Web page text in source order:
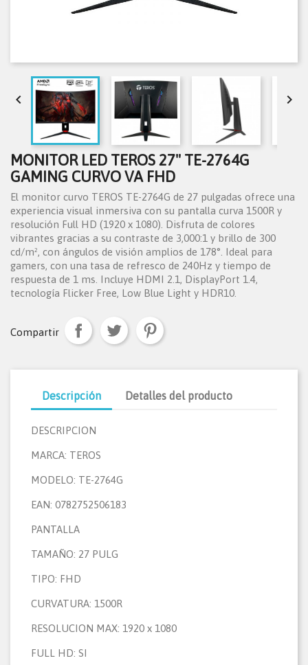
 
MONITOR LED TEROS 27" TE-2764G
GAMING CURVO VA FHD
El monitor curvo TEROS TE-2764G de 27 pulgadas ofrece una
experiencia visual inmersiva con su pantalla curva 1500R y
resolución Full HD (1920 x 1080). Disfruta de colores
vibrantes gracias a su contraste de 3,000:1 y brillo de 300
cd/m², con ángulos de visión amplios de 178°. Ideal para
gamers, con una tasa de refresco de 240Hz y tiempo de
respuesta de 1 ms. Incluye HDMI 2.1, DisplayPort 1.4,
tecnología Flicker Free, Low Blue Light y HDR10.
Compartir
Descripción Detalles del producto
DESCRIPCION
MARCA: TEROS
MODELO: TE-2764G
EAN: 0782752506183
PANTALLA
TAMAÑO: 27 PULG
TIPO: FHD
CURVATURA: 1500R
RESOLUCION MAX: 1920 x 1080
FULL HD: SI